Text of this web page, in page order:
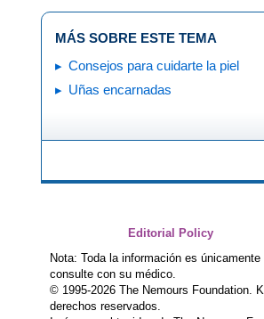
MÁS SOBRE ESTE TEMA
Consejos para cuidarte la piel
Uñas encarnadas
Editorial Policy
Nota: Toda la información es
consulte con su médico.
© 1995-2026 The Nemours Foundation.
derechos reservados.